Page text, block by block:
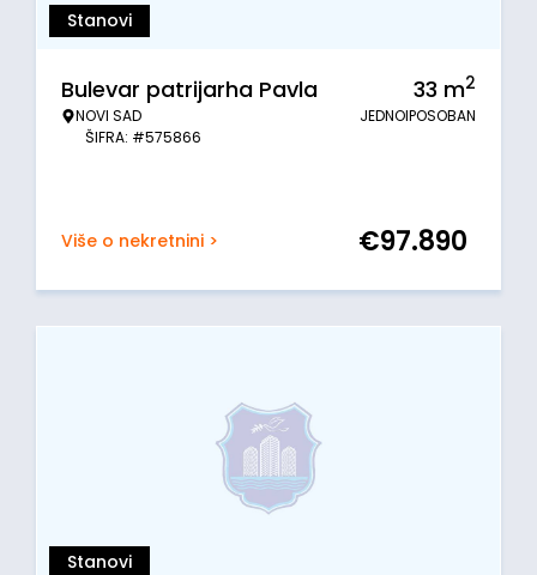
Stanovi
Bulevar patrijarha Pavla
NOVI SAD
ŠIFRA: #575866
33 m2
JEDNOIPOSOBAN
Više o nekretnini > €97.890
Stanovi